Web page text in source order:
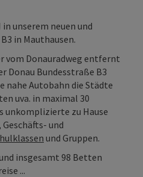
in unserem neuen und
in Mauthausen.
vom Donauradweg entfernt
Donau Bundesstraße B3
nahe Autobahn die Städte
uva. in maximal 30
unkomplizierte zu Hause
und
und Gruppen.
insgesamt 98 Betten
...